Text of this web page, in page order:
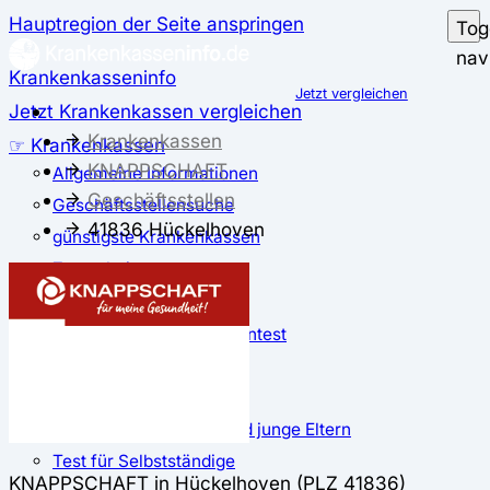
Hauptregion der Seite anspringen
Krankenkasseninfo
Jetzt Krankenkassen vergleichen
☞ Krankenkassen
Allgemeine Informationen
Geschäftsstellensuche
günstigste Krankenkassen
Zusatzbeitrag
✅ Krankenkassen Test
Der große Krankenkassentest
Test für Schwangere und junge Eltern
Test für Selbstständige
Jetzt vergleichen
Krankenkassen
KNAPPSCHAFT
Geschäftsstellen
41836 Hückelhoven
KNAPPSCHAFT in Hückelhoven (PLZ 41836)